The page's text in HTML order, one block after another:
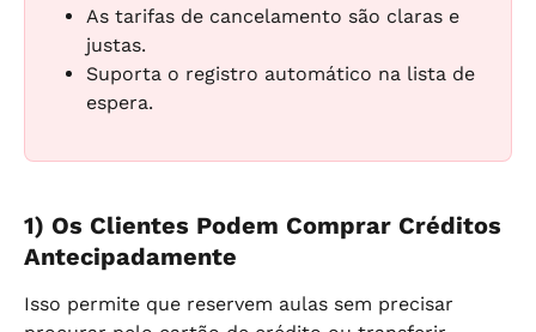
As tarifas de cancelamento são claras e
justas.
Suporta o registro automático na lista de
espera.
1) Os Clientes Podem Comprar Créditos
Antecipadamente
Isso permite que reservem aulas sem precisar